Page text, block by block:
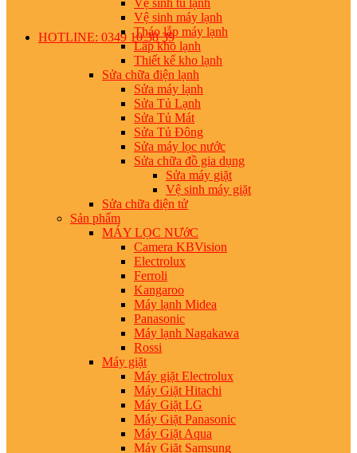
HOTLINE: 0349 10 38 39
Vệ sinh tủ lạnh
Vệ sinh máy lạnh
Tháo lắp máy lạnh
Lắp kho lạnh
Thiết kế kho lạnh
Sửa chữa điện lạnh
Sửa máy lạnh
Sửa Tủ Lạnh
Sửa Tủ Mát
Sửa Tủ Đông
Sửa máy lọc nước
Sửa chữa đồ gia dụng
Sửa máy giặt
Vệ sinh máy giặt
Sửa chữa điện tử
Sản phẩm
MÁY LỌC NƯớC
Camera KBVision
Electrolux
Ferroli
Kangaroo
Máy lạnh Midea
Panasonic
Máy lạnh Nagakawa
Rossi
Máy giặt
Máy giặt Electrolux
Máy Giặt Hitachi
Máy Giặt LG
Máy Giặt Panasonic
Máy Giặt Aqua
Máy Giặt Samsung